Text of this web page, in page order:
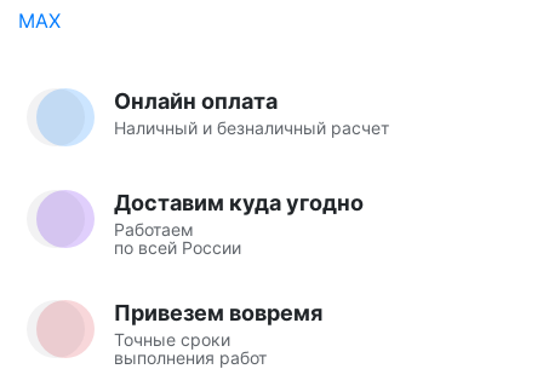
Онлайн оплата
Наличный и безналичный расчет
Доставим куда угодно
Работаем
по всей России
Привезем вовремя
Точные сроки
выполнения работ